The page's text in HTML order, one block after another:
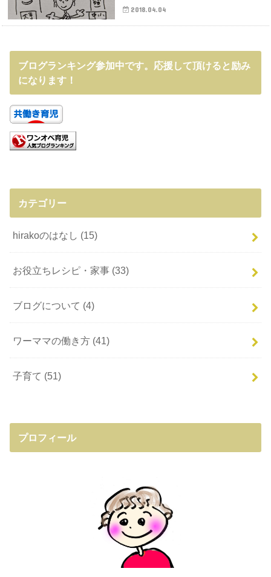
2018.04.04
ブログランキング参加中です。応援して頂けると励み
になります！
カテゴリー
hirakoのはなし (15)
お役立ちレシピ・家事 (33)
ブログについて (4)
ワーママの働き方 (41)
子育て (51)
プロフィール